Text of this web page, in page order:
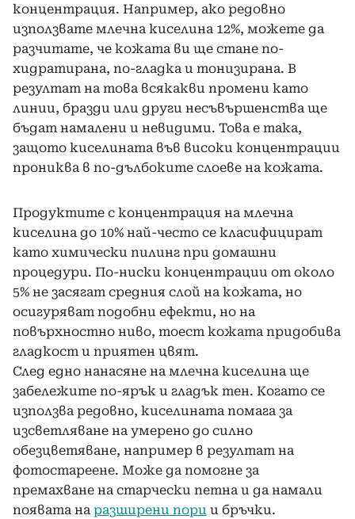
концентрация. Например, ако редовно
използвате млечна киселина 12%, можете да
разчитате, че кожата ви ще стане по-
хидратирана, по-гладка и тонизирана. В
резултат на това всякакви промени като
линии, бразди или други несъвършенства ще
бъдат намалени и невидими. Това е така,
защото киселината във високи концентрации
прониква в по-дълбоките слоеве на кожата.
Продуктите с концентрация на млечна
киселина до 10% най-често се класифицират
като химически пилинг при домашни
процедури. По-ниски концентрации от около
5% не засягат средния слой на кожата, но
осигуряват подобни ефекти, но на
повърхностно ниво, тоест кожата придобива
гладкост и приятен цвят.
След едно нанасяне на млечна киселина ще
забележите по-ярък и гладък тен. Когато се
използва редовно, киселината помага за
изсветляване на умерено до силно
обезцветяване, например в резултат на
фотостареене. Може да помогне за
премахване на старчески петна и да намали
появата на разширени пори и бръчки.